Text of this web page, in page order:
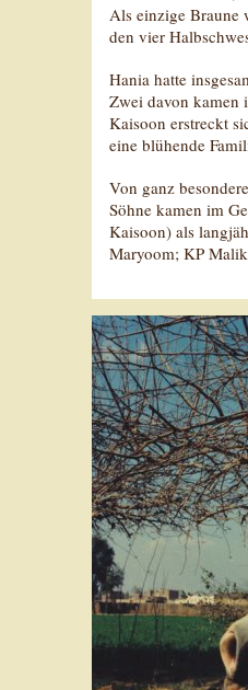
Als einzige Braune
den vier
Hania hatte
Zwei davon kamen
Kaisoon erstreckt
eine blühende
Von ganz
Söhne kamen im
Kaisoon) als
Maryoom; KP